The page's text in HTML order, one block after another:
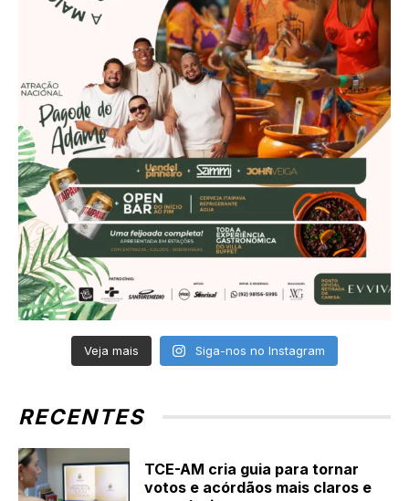
Veja mais Siga-nos no Instagram
RECENTES
TCE-AM cria guia para tornar
votos e acórdãos mais claros e